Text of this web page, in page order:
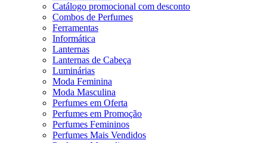
Catálogo promocional com desconto
Combos de Perfumes
Ferramentas
Informática
Lanternas
Lanternas de Cabeça
Luminárias
Moda Feminina
Moda Masculina
Perfumes em Oferta
Perfumes em Promoção
Perfumes Femininos
Perfumes Mais Vendidos